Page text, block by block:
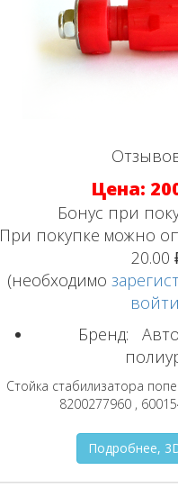
Цена:
Бонус при
При покупке можно
20.00
(необходимо
Бренд:
Стойка стабилизатора
8200277960 ,
Подробнее,